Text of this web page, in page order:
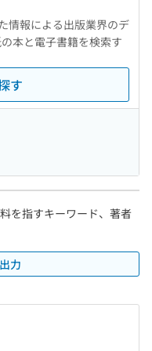
情報による出版業界のデ
本と電子書籍を検索す
す
を指すキーワード、著者
力